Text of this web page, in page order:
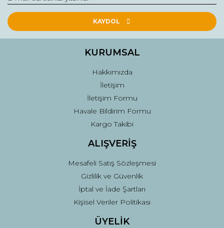
Ürün resmi kalitesiz, bozuk veya görüntülenemiyor.
Ürün açıklamasında eksik bilgiler bulunuyor.
Ürün fiyatı diğer sitelerden daha pahalı.
Gönder
KAYDOL
KURUMSAL
Hakkımızda
İletişim
İletişim Formu
Havale Bildirim Formu
Kargo Takibi
ALIŞVERİŞ
Mesafeli Satış Sözleşmesi
Gizlilik ve Güvenlik
İptal ve İade Şartları
Kişisel Veriler Politikası
ÜYELİK